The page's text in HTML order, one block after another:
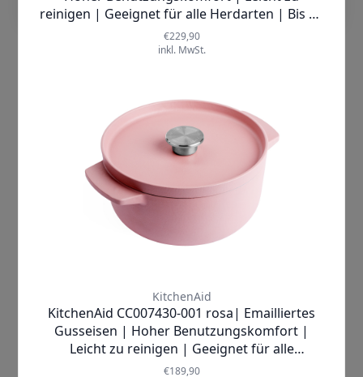
begeistern.
Vertrauen Sie auf die Qualität von
ausgezeichneten Ruf in der
Küchenwelt. Jedes Stück dieses Sets
wurde sorgfältig entwickelt und
getestet, um höchste Ansprüche zu
erfüllen. Ihre Zufriedenheit ist unser
oberstes Ziel!
Warten Sie nicht länger! Bringen Sie
Bakeware 5-teilige Set. Bestellen Sie
jetzt und verwandeln Sie Ihre Küche in
einen Ort voller Genuss und Kreativität!